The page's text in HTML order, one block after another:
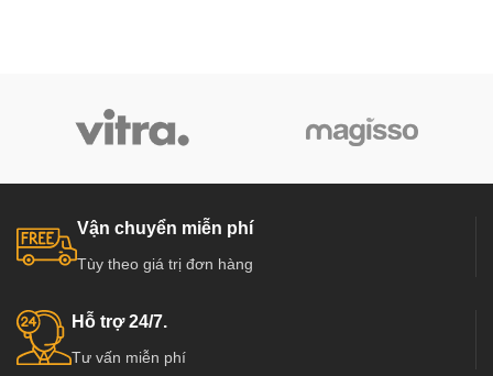
Vận chuyển miễn phí
Tùy theo giá trị đơn hàng
Hỗ trợ 24/7.
Tư vấn miễn phí